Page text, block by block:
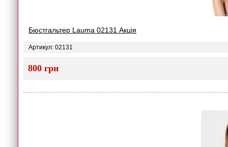
Бюстгальтер Lauma 02131 Акція
Артикул: 02131
800 грн